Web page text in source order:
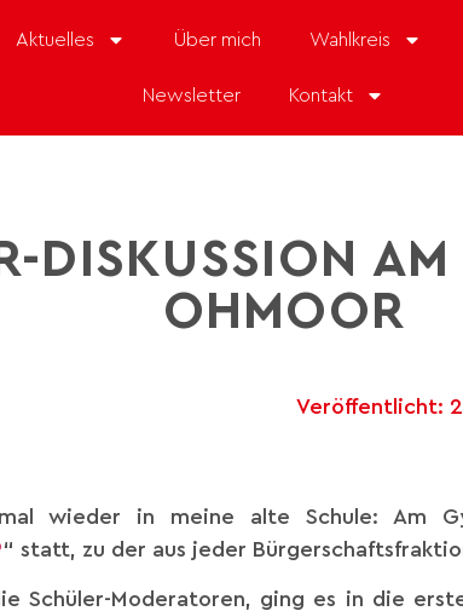
Aktuelles Über mich Wahlkreis
Newsletter Kontakt
DISKUSSION
OHMOOR
Veröffentlicht:
wieder in meine alte Schule: Am
“ statt, zu der aus jeder
Schüler-Moderatoren, ging es in die